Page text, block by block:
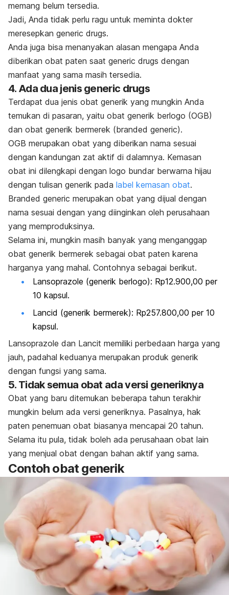
memang belum tersedia.
Jadi, Anda tidak perlu ragu untuk meminta dokter
meresepkan generic drugs.
Anda juga bisa menanyakan alasan mengapa Anda
diberikan obat paten saat generic drugs dengan
manfaat yang sama masih tersedia.
4. Ada dua jenis generic drugs
Terdapat dua jenis obat generik yang mungkin Anda
temukan di pasaran, yaitu obat generik berlogo (OGB)
dan obat generik bermerek (branded generic).
OGB merupakan obat yang diberikan nama sesuai
dengan kandungan zat aktif di dalamnya. Kemasan
obat ini dilengkapi dengan logo bundar berwarna hijau
dengan tulisan generik pada label kemasan obat.
Branded generic merupakan obat yang dijual dengan
nama sesuai dengan yang diinginkan oleh perusahaan
yang memproduksinya.
Selama ini, mungkin masih banyak yang menganggap
obat generik bermerek sebagai obat paten karena
harganya yang mahal. Contohnya sebagai berikut.
Lansoprazole (generik berlogo): Rp12.900,00 per
10 kapsul.
Lancid (generik bermerek): Rp257.800,00 per 10
kapsul.
Lansoprazole dan Lancit memiliki perbedaan harga yang
jauh, padahal keduanya merupakan produk generik
dengan fungsi yang sama.
5. Tidak semua obat ada versi generiknya
Obat yang baru ditemukan beberapa tahun terakhir
mungkin belum ada versi generiknya. Pasalnya, hak
paten penemuan obat biasanya mencapai 20 tahun.
Selama itu pula, tidak boleh ada perusahaan obat lain
yang menjual obat dengan bahan aktif yang sama.
Contoh obat generik